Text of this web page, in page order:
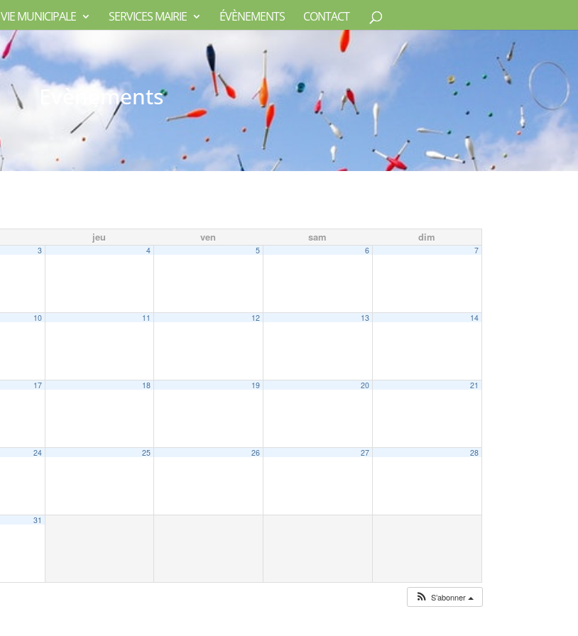
VIE MUNICIPALE SERVICES MAIRIE ÉVÈNEMENTS CONTACT
Evènements
jeu ven sam dim
3 4 5 6 7
10 11 12 13 14
17 18 19 20 21
24 25 26 27 28
31
S’abonner